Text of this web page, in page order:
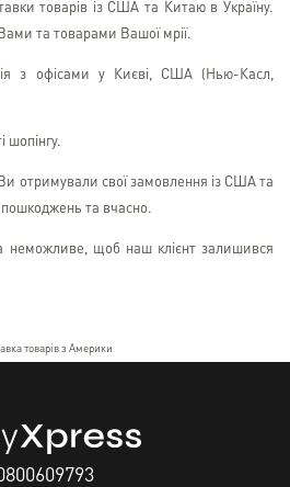
товарів із США та Китаю в Україну.
та товарами Вашої мрії.
з офісами у Києві, США (Нью-Касл,
шопінгу.
отримували свої замовлення із США та
та вчасно.
щоб наш клієнт залишився
товарів з Америки